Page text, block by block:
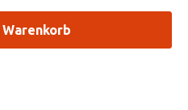
Wert
Warenkorb